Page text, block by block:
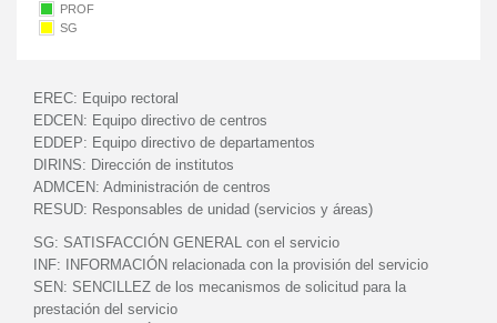
PROF
SG
EREC: Equipo rectoral
EDCEN: Equipo directivo de centros
EDDEP: Equipo directivo de departamentos
DIRINS: Dirección de institutos
ADMCEN: Administración de centros
RESUD: Responsables de unidad (servicios y áreas)
SG: SATISFACCIÓN GENERAL con el servicio
INF:
INFORMACIÓN relacionada con la provisión del servicio
SEN: SENCILLEZ de los mecanismos de solicitud para la
prestación del servicio